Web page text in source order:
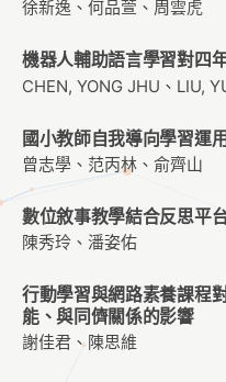
徐新逸、何品萱、周雲虎
機器人輔助語言學習對四
CHEN, YONG JHU、LIU,
國小教師自我導向學習運
曾志學、范丙林、俞齊山
數位敘事教學結合反思平
陳秀玲、潘姿佑
行動學習與網路素養課程
能、與同儕關係的影響
謝佳君、陳思維